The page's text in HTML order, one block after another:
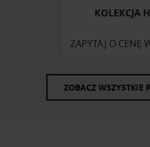
KOLEKCJA
ZAPYTAJ O CENĘ
ZOBACZ WSZYSTKIE